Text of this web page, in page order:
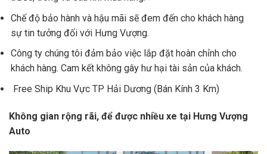
Chế độ bảo hành và hậu mãi sẽ đem đến cho khách hàng
sự tin tưởng đối với Hưng Vượng.
Công ty chúng tôi đảm bảo việc lắp đặt hoàn chỉnh cho
khách hàng. Cam kết không gây hư hại tài sản của khách.
Free Ship Khu Vực TP Hải Dương (Bán Kính 3 Km)
Không gian rộng rãi, để được nhiều xe tại Hưng Vượng
Auto